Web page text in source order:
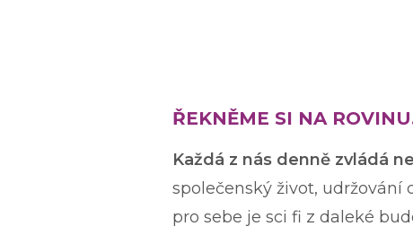
ŘEKNĚME SI NA
Každá z nás denně zvládá
společenský život, udržování
pro sebe je sci fi z daleké